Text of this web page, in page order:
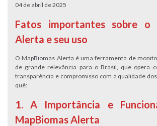
04 de abril de 2025
Fatos importantes sobre o
Alerta e seu uso
O MapBiomas Alerta é uma ferramenta de
de grande relevância para o Brasil, que opera
transparência e compromisso com a qualidade
quê:
1. A Importância e
MapBiomas Alerta